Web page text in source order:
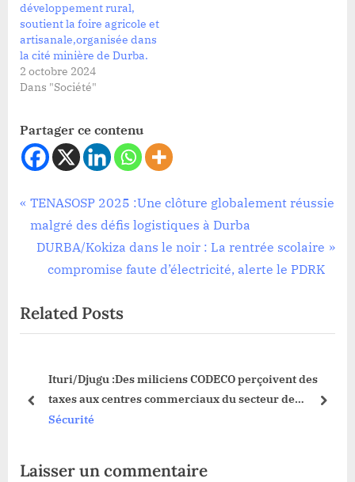
développement rural,
soutient la foire agricole et
artisanale,organisée dans
la cité minière de Durba.
2 octobre 2024
Dans "Société"
Partager ce contenu
Sécurité
Navigation
de
l’article
P
r
o
u
o
:
TENASOSP 2025 :Une clôture globalement réussie
malgré des défis logistiques à Durba
N
t
P
DURBA/Kokiza dans le noir : La rentrée scolaire
compromise faute d’électricité, alerte le PDRK
Related Posts
Ituri/Djugu :Des miliciens CODECO perçoivent des
taxes aux centres commerciaux du secteur de
Banyali-kilo.
Sécurité
prev next
Laisser un commentaire